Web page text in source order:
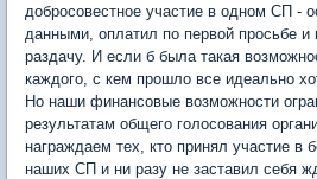
добросовестное участие в одном СП -
данными, оплатил по первой просьбе и
раздачу. И если б была такая
каждого, с кем прошло все идеально
Но наши финансовые возможности
результатам общего голосования
награждаем тех, кто принял участие в
наших СП и ни разу не заставил себя